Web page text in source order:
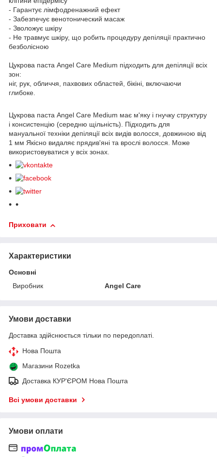
- Гарантує лімфодренажний ефект
- Забезпечує венотонический масаж
- Зволожує шкіру
- Не травмує шкіру, що робить процедуру депіляції практично
безболісною
Цукрова паста Angel Care Medium підходить для депіляції всіх
зон:
ніг, рук, обличчя, пахвових областей, бікіні, включаючи
глибоке.
Цукрова паста Angel Care Medium має м'яку і гнучку структуру
і консистенцію (середню щільність). Підходить для
мануальної техніки депіляції всіх видів волосся, довжиною від
1 мм Якісно видаляє прядив'яні та врослі волосся. Може
використовуватися у всіх зонах.
Приховати
Характеристики
Основні
Виробник
Angel Care
Умови доставки
Доставка здійснюється тільки по передоплаті.
Нова Пошта
Магазини Rozetka
Доставка КУР'ЄРОМ Нова Пошта
Всі умови доставки
Умови оплати